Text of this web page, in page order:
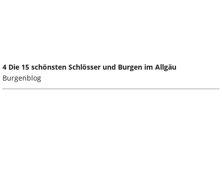
4 Die 15 schönsten Schlösser und Burgen im Allgäu
Burgenblog